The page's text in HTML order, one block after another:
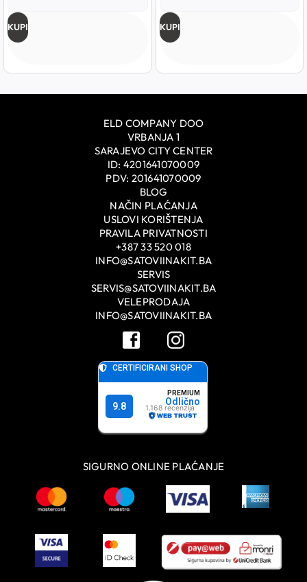
KUPI KUPI
ELD COMPANY DOO
VRBANJA 1
SARAJEVO CITY CENTER
ID: 4201641070009
PDV: 201641070009
BLOG
NAČIN PLAĆANJA
USLOVI KORIŠTENJA
PRAVILA PRIVATNOSTI
+387 33 520 018
INFO@SATOVIINAKIT.BA
SERVIS
SERVIS@SATOVIINAKIT.BA
VELEPRODAJA
INFO@SATOVIINAKIT.BA
SIGURNO ONLINE PLAĆANJE